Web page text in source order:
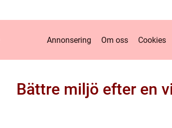
Annonsering Om oss Cookies
Bättre miljö efter en